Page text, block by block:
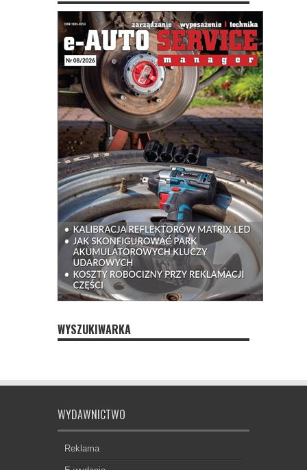
WYSZUKIWARKA
WYDAWNICTWO
Reklama